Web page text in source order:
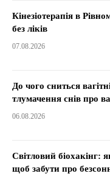
Кінезіотерапія в
без ліків
07.08.2026
До чого сниться
тлумачення снів про
06.08.2026
Світловий біохакінг:
щоб забути про